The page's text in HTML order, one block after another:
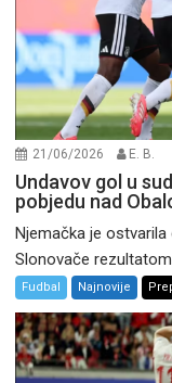
21/06/2026 E. B.
Undavov gol u
pobjedu nad
Njemačka je
Slonovače
Fudbal Najnovije